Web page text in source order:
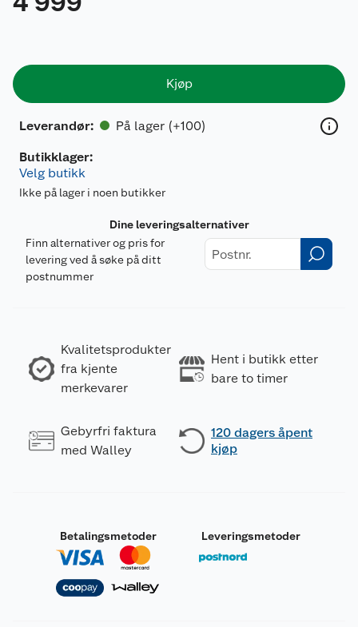
Kjøp
Leverandør: På lager (+100)
Butikklager:
Velg butikk
Ikke på lager i noen butikker
Dine leveringsalternativer
Finn alternativer og pris for
levering ved å søke på ditt
postnummer
Kvalitetsprodukter
fra kjente
merkevarer
Hent i butikk etter
bare to timer
Gebyrfri faktura
med Walley
120 dagers åpent
kjøp
Betalingsmetoder Leveringsmetoder